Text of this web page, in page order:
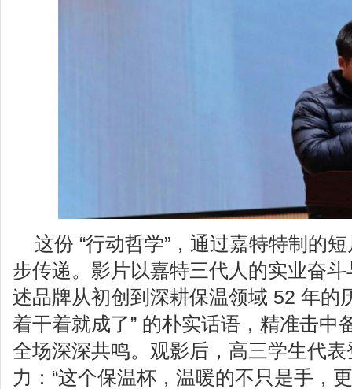
这份 “行动哲学”，通过嘉特特制的
步传递。影片以嘉特三代人的实业奋
述品牌从初创到深耕保温领域 52 年的
着干着就成了” 的朴实话语，精准击中
全场深深共鸣。观影后，高三学生代
力：“这个保温杯，温暖的不只是手，